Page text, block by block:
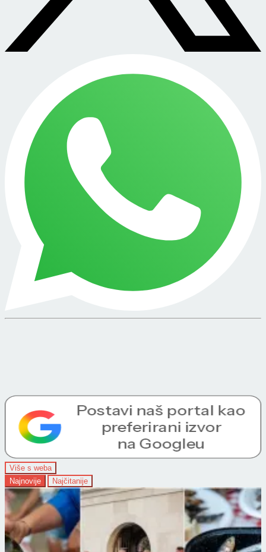
Više s weba
Najnovije
Najčitanije